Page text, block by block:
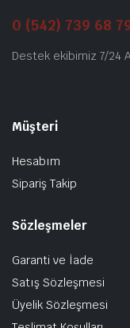
0 (542) 739 68
Destek ekibimiz 7/24
Müşteri
Hesabım
Sipariş Takip
Sözleşmeler
Garanti ve İade
Satış Sözleşmesi
Üyelik Sözleşmesi